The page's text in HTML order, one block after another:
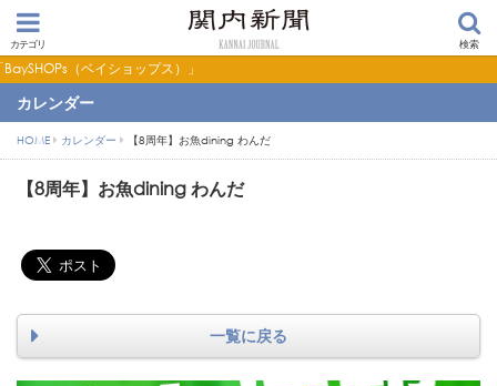
カテゴリ 検索
イショップス）」
カレンダー
HOME カレンダー 【8周年】お魚dining わんだ
【8周年】お魚dining わんだ
一覧に戻る